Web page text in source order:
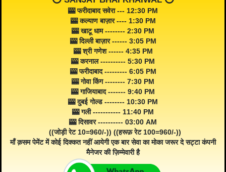
🎰 फरीदाबाद सवेरा --- 12:30 PM
🎰 कल्याण बाज़ार ---- 1:30 PM
🎰 खाटू धाम -------- 2:30 PM
🎰 दिल्ली बाज़ार ------ 3:05 PM
🎰 श्री गणेश ------ 4:35 PM
🎰 करनाल ---------- 5:30 PM
🎰 फरीदाबाद --------- 6:05 PM
🎰 गोवा किंग -------- 7:30 PM
🎰 गाजियाबाद ------- 9:40 PM
🎰 दुबई गोल्ड -------- 10:30 PM
🎰 गली ----------- 11:40 PM
🎰 दिसावर ---------- 03:00 AM
((जोड़ी रेट 10=960/-)) ((हरूफ़ रेट 100=960/-))
माँ क़सम पेमेंट में कोई दिक्कत नहीं आयेगी एक बार सेवा का मोका जरूर दे सट्टा कंपनी
मैनेजर की ज़िम्मेवारी है